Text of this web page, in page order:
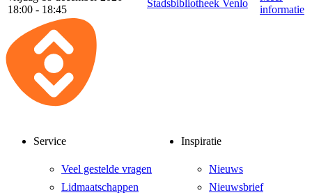
18:00 - 18:45
Stadsbibliotheek Venlo
informatie
Service
Veel gestelde vragen
Lidmaatschappen
Inspiratie
Nieuws
Nieuwsbrief